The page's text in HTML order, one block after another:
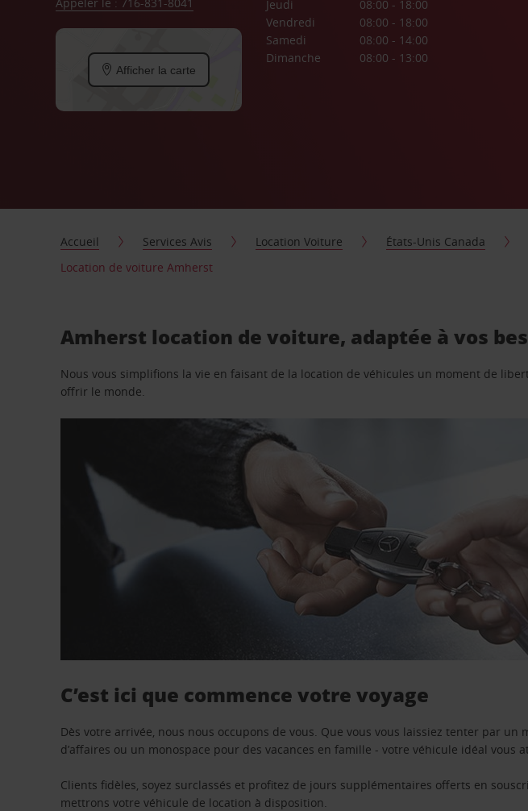
Afficher la carte
Jeudi
08:00 - 18:00
Vendredi
08:00 - 18:00
Samedi
08:00 - 14:00
Dimanche
08:00 - 13:00
Accueil Services Avis Location Voiture États-Unis Canada
Location de voiture Amherst
Amherst location de voiture, adaptée à vos
Nous vous simplifions la vie en faisant de la location de véhicules un moment de
offrir le monde.
C’est ici que commence votre voyage
Dès votre arrivée, nous nous occupons de vous. Que vous vous laissiez tenter par
d’affaires ou un monospace pour des vacances en famille - votre véhicule idéal vous
Clients fidèles, soyez surclassés et profitez de jours supplémentaires offerts en
mettrons votre véhicule de location à disposition.